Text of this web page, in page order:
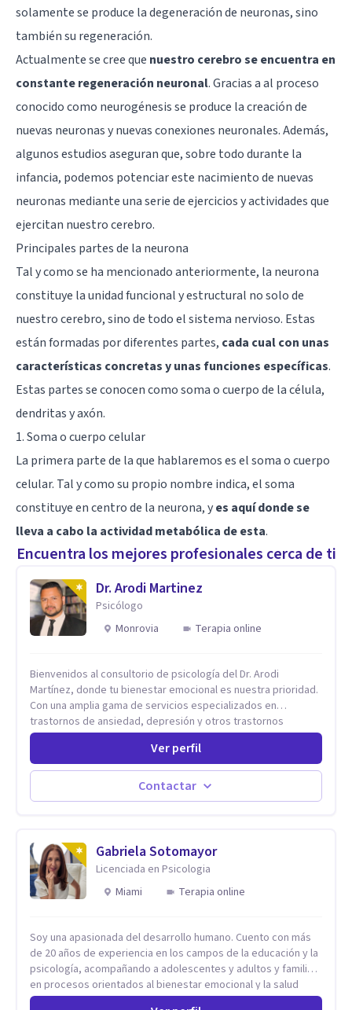
solamente se produce la degeneración de neuronas, sino
también su regeneración.
Actualmente se cree que nuestro cerebro se encuentra en
constante regeneración neuronal. Gracias a al proceso
conocido como neurogénesis se produce la creación de
nuevas neuronas y nuevas conexiones neuronales. Además,
algunos estudios aseguran que, sobre todo durante la
infancia, podemos potenciar este nacimiento de nuevas
neuronas mediante una serie de ejercicios y actividades que
ejercitan nuestro cerebro.
Principales partes de la neurona
Tal y como se ha mencionado anteriormente, la neurona
constituye la unidad funcional y estructural no solo de
nuestro cerebro, sino de todo el sistema nervioso. Estas
están formadas por diferentes partes, cada cual con unas
características concretas y unas funciones específicas.
Estas partes se conocen como soma o cuerpo de la célula,
dendritas y axón.
1. Soma o cuerpo celular
La primera parte de la que hablaremos es el soma o cuerpo
celular. Tal y como su propio nombre indica, el soma
constituye en centro de la neurona, yes aquí donde se
lleva a cabo la actividad metabólica de esta.
Encuentra los mejores profesionales cerca de ti
Dr. Arodi Martinez
Psicólogo
Monrovia
Terapia online
Bienvenidos al consultorio de psicología del Dr. Arodi
Martínez, donde tu bienestar emocional es nuestra prioridad.
Con una amplia gama de servicios especializados en
trastornos de ansiedad, depresión y otros trastornos
emocionales, estamos dedicados a ofrecerte el mejor
tratamiento para mejorar tu salud mental. En nuestro
consultorio, ofrecemos una variedad de terapias y
tratamientos diseñados para satisfacer tus necesidades
específicas: Terapia para Trastornos de Ansiedad y
para ayudarte a recuperar tu bienestar emocional. Terapia
Individual, de Pareja y Familiar: Trabajamos contigo y tus
seres queridos para fortalecer las relaciones y mejorar la
dinámica familiar. Evaluaciones Psicológicas y Terapias
Terapia de exposición Terapia de juego para niños
Tratamiento de Traumas y Trastornos de Estrés
Postraumático: Ofrecemos apoyo psicológico para ayudarte
a superar experiencias traumáticas y mejorar tu calidad de
vida. Tratamiento de Adicciones.
Ver perfil
Contactar
Gabriela Sotomayor
Licenciada en Psicologia
Miami
Terapia online
Soy una apasionada del desarrollo humano. Cuento con más
de 20 años de experiencia en los campos de la educación y la
psicología, acompañando a adolescentes y adultos y familias
en procesos orientados al bienestar emocional y la salud
mental. Mi visión es contribuir, a través de mi trabajo, a que